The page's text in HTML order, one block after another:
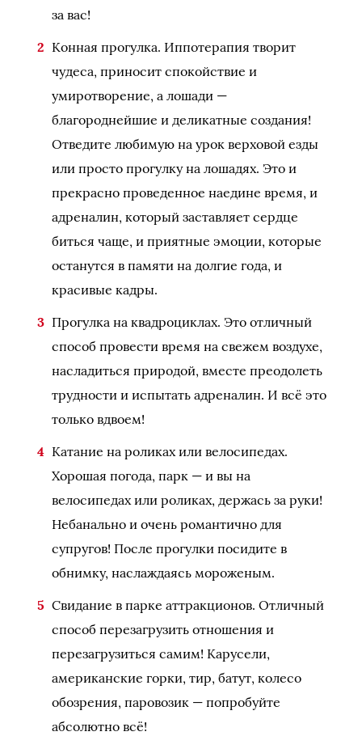
за вас!
Конная прогулка. Иппотерапия творит
чудеса, приносит спокойствие и
умиротворение, а лошади —
благороднейшие и деликатные создания!
Отведите любимую на урок верховой езды
или просто прогулку на лошадях. Это и
прекрасно проведенное наедине время, и
адреналин, который заставляет сердце
биться чаще, и приятные эмоции, которые
останутся в памяти на долгие года, и
красивые кадры.
Прогулка на квадроциклах. Это отличный
способ провести время на свежем воздухе,
насладиться природой, вместе преодолеть
трудности и испытать адреналин. И всё это
только вдвоем!
Катание на роликах или велосипедах.
Хорошая погода, парк — и вы на
велосипедах или роликах, держась за руки!
Небанально и очень романтично для
супругов! После прогулки посидите в
обнимку, наслаждаясь мороженым.
Свидание в парке аттракционов. Отличный
способ перезагрузить отношения и
перезагрузиться самим! Карусели,
американские горки, тир, батут, колесо
обозрения, паровозик — попробуйте
абсолютно всё!